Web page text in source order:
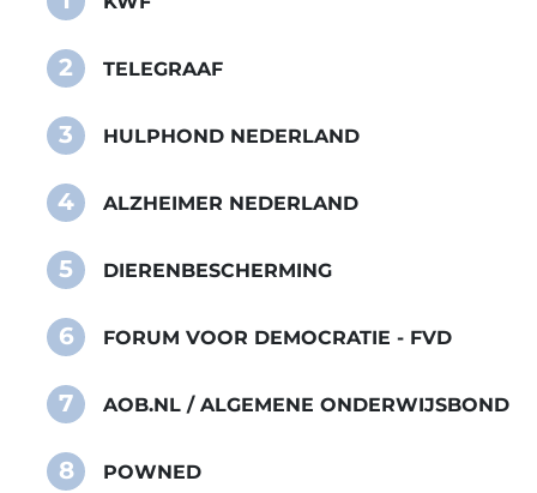
2 TELEGRAAF
3 HULPHOND NEDERLAND
4 ALZHEIMER NEDERLAND
5 DIERENBESCHERMING
6 FORUM VOOR DEMOCRATIE - FVD
7 AOB.NL / ALGEMENE ONDERWIJSBOND
8 POWNED